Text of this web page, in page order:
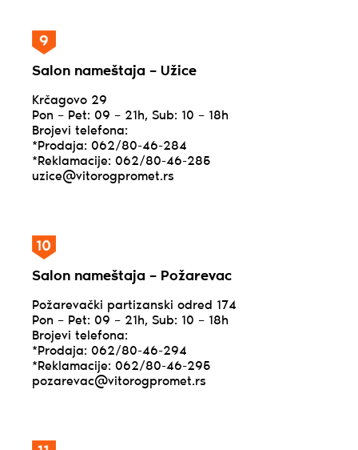
Salon nameštaja – Užice
Krčagovo 29
Pon – Pet: 09 – 21h, Sub: 10 – 18h
Brojevi telefona:
*Prodaja: 062/80-46-284
*Reklamacije: 062/80-46-285
uzice@vitorogpromet.rs
Salon nameštaja – Požarevac
Požarevački partizanski odred 174
Pon – Pet: 09 – 21h, Sub: 10 – 18h
Brojevi telefona:
*Prodaja: 062/80-46-294
*Reklamacije: 062/80-46-295
pozarevac@vitorogpromet.rs